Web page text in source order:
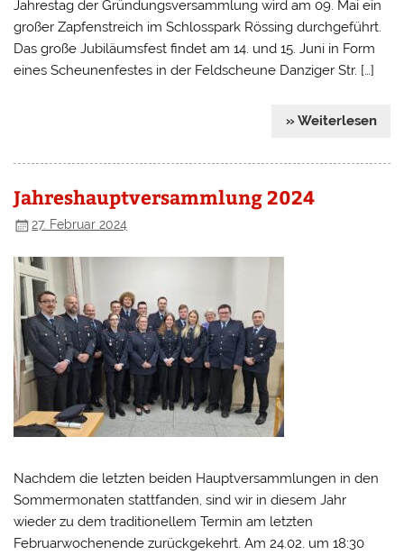
Jahrestag der Gründungsversammlung wird am 09. Mai ein
großer Zapfenstreich im Schlosspark Rössing durchgeführt.
Das große Jubiläumsfest findet am 14. und 15. Juni in Form
eines Scheunenfestes in der Feldscheune Danziger Str. […]
» Weiterlesen
Jahreshauptversammlung 2024
27. Februar 2024
Nachdem die letzten beiden Hauptversammlungen in den
Sommermonaten stattfanden, sind wir in diesem Jahr
wieder zu dem traditionellem Termin am letzten
Februarwochenende zurückgekehrt. Am 24.02. um 18:30